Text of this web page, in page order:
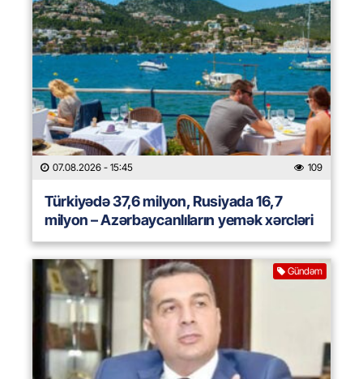
07.08.2026 - 15:45 109
Türkiyədə 37,6 milyon, Rusiyada 16,7
milyon – Azərbaycanlıların yemək xərcləri
Gündəm